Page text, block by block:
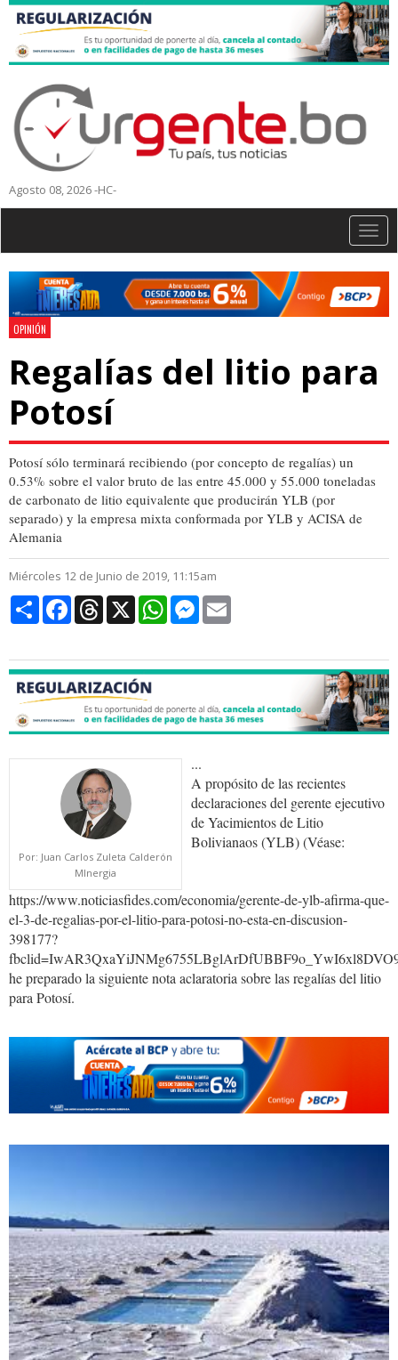
Agosto 08, 2026 -HC-
OPINIÓN
Regalías del litio para
Potosí
Potosí sólo terminará recibiendo (por concepto de regalías) un
0.53% sobre el valor bruto de las entre 45.000 y 55.000 toneladas
de carbonato de litio equivalente que producirán YLB (por
separado) y la empresa mixta conformada por YLB y ACISA de
Alemania
Miércoles 12 de Junio de 2019, 11:15am
CompartirFacebookThreads
X WhatsAppMessenger
Por: Juan Carlos Zuleta Calderón
MInergia
...
A propósito de las recientes
declaraciones del gerente ejecutivo
de Yacimientos de Litio
Bolivianaos (YLB) (Véase:
https://www.noticiasfides.com/economia/gerente-de-ylb-afirma-que-
el-3-de-regalias-por-el-litio-para-potosi-no-esta-en-discusion-
398177?
he preparado la siguiente nota aclaratoria sobre las regalías del litio
para Potosí.